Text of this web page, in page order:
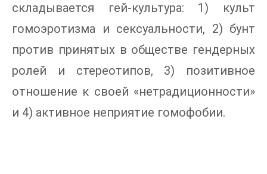
складывается гей-культура: 1) культ
гомоэротизма и сексуальности, 2) бунт
против принятых в обществе гендерных
ролей и стереотипов, 3) позитивное
отношение к своей «нетрадиционности»
и 4) активное неприятие гомофобии.